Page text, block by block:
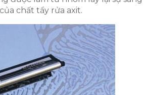
chất tẩy rửa axit.